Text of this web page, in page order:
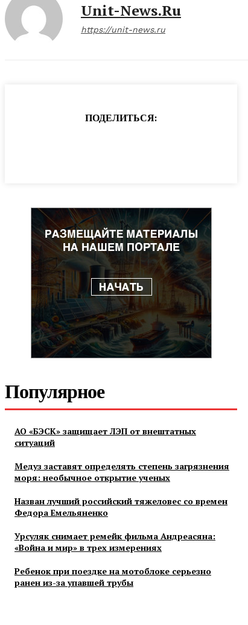
Unit-News.ru
https://unit-news.ru
ПОДЕЛИТЬСЯ:
Популярное
АО «БЭСК» защищает ЛЭП от внештатных
ситуаций
Медуз заставят определять степень загрязнения
моря: необычное открытие ученых
Назван лучший российский тяжеловес со времен
Федора Емельяненко
Урсуляк снимает ремейк фильма Андреасяна:
«Война и мир» в трех измерениях
Ребенок при поездке на мотоблоке серьезно
ранен из-за упавшей трубы